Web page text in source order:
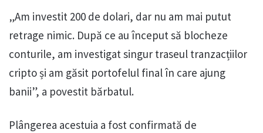
„Am investit 200 de dolari, dar nu am mai putut
retrage nimic. După ce au început să blocheze
conturile, am investigat singur traseul tranzacțiilor
cripto și am găsit portofelul final în care ajung
banii”, a povestit bărbatul.
Plângerea acestuia a fost confirmată de